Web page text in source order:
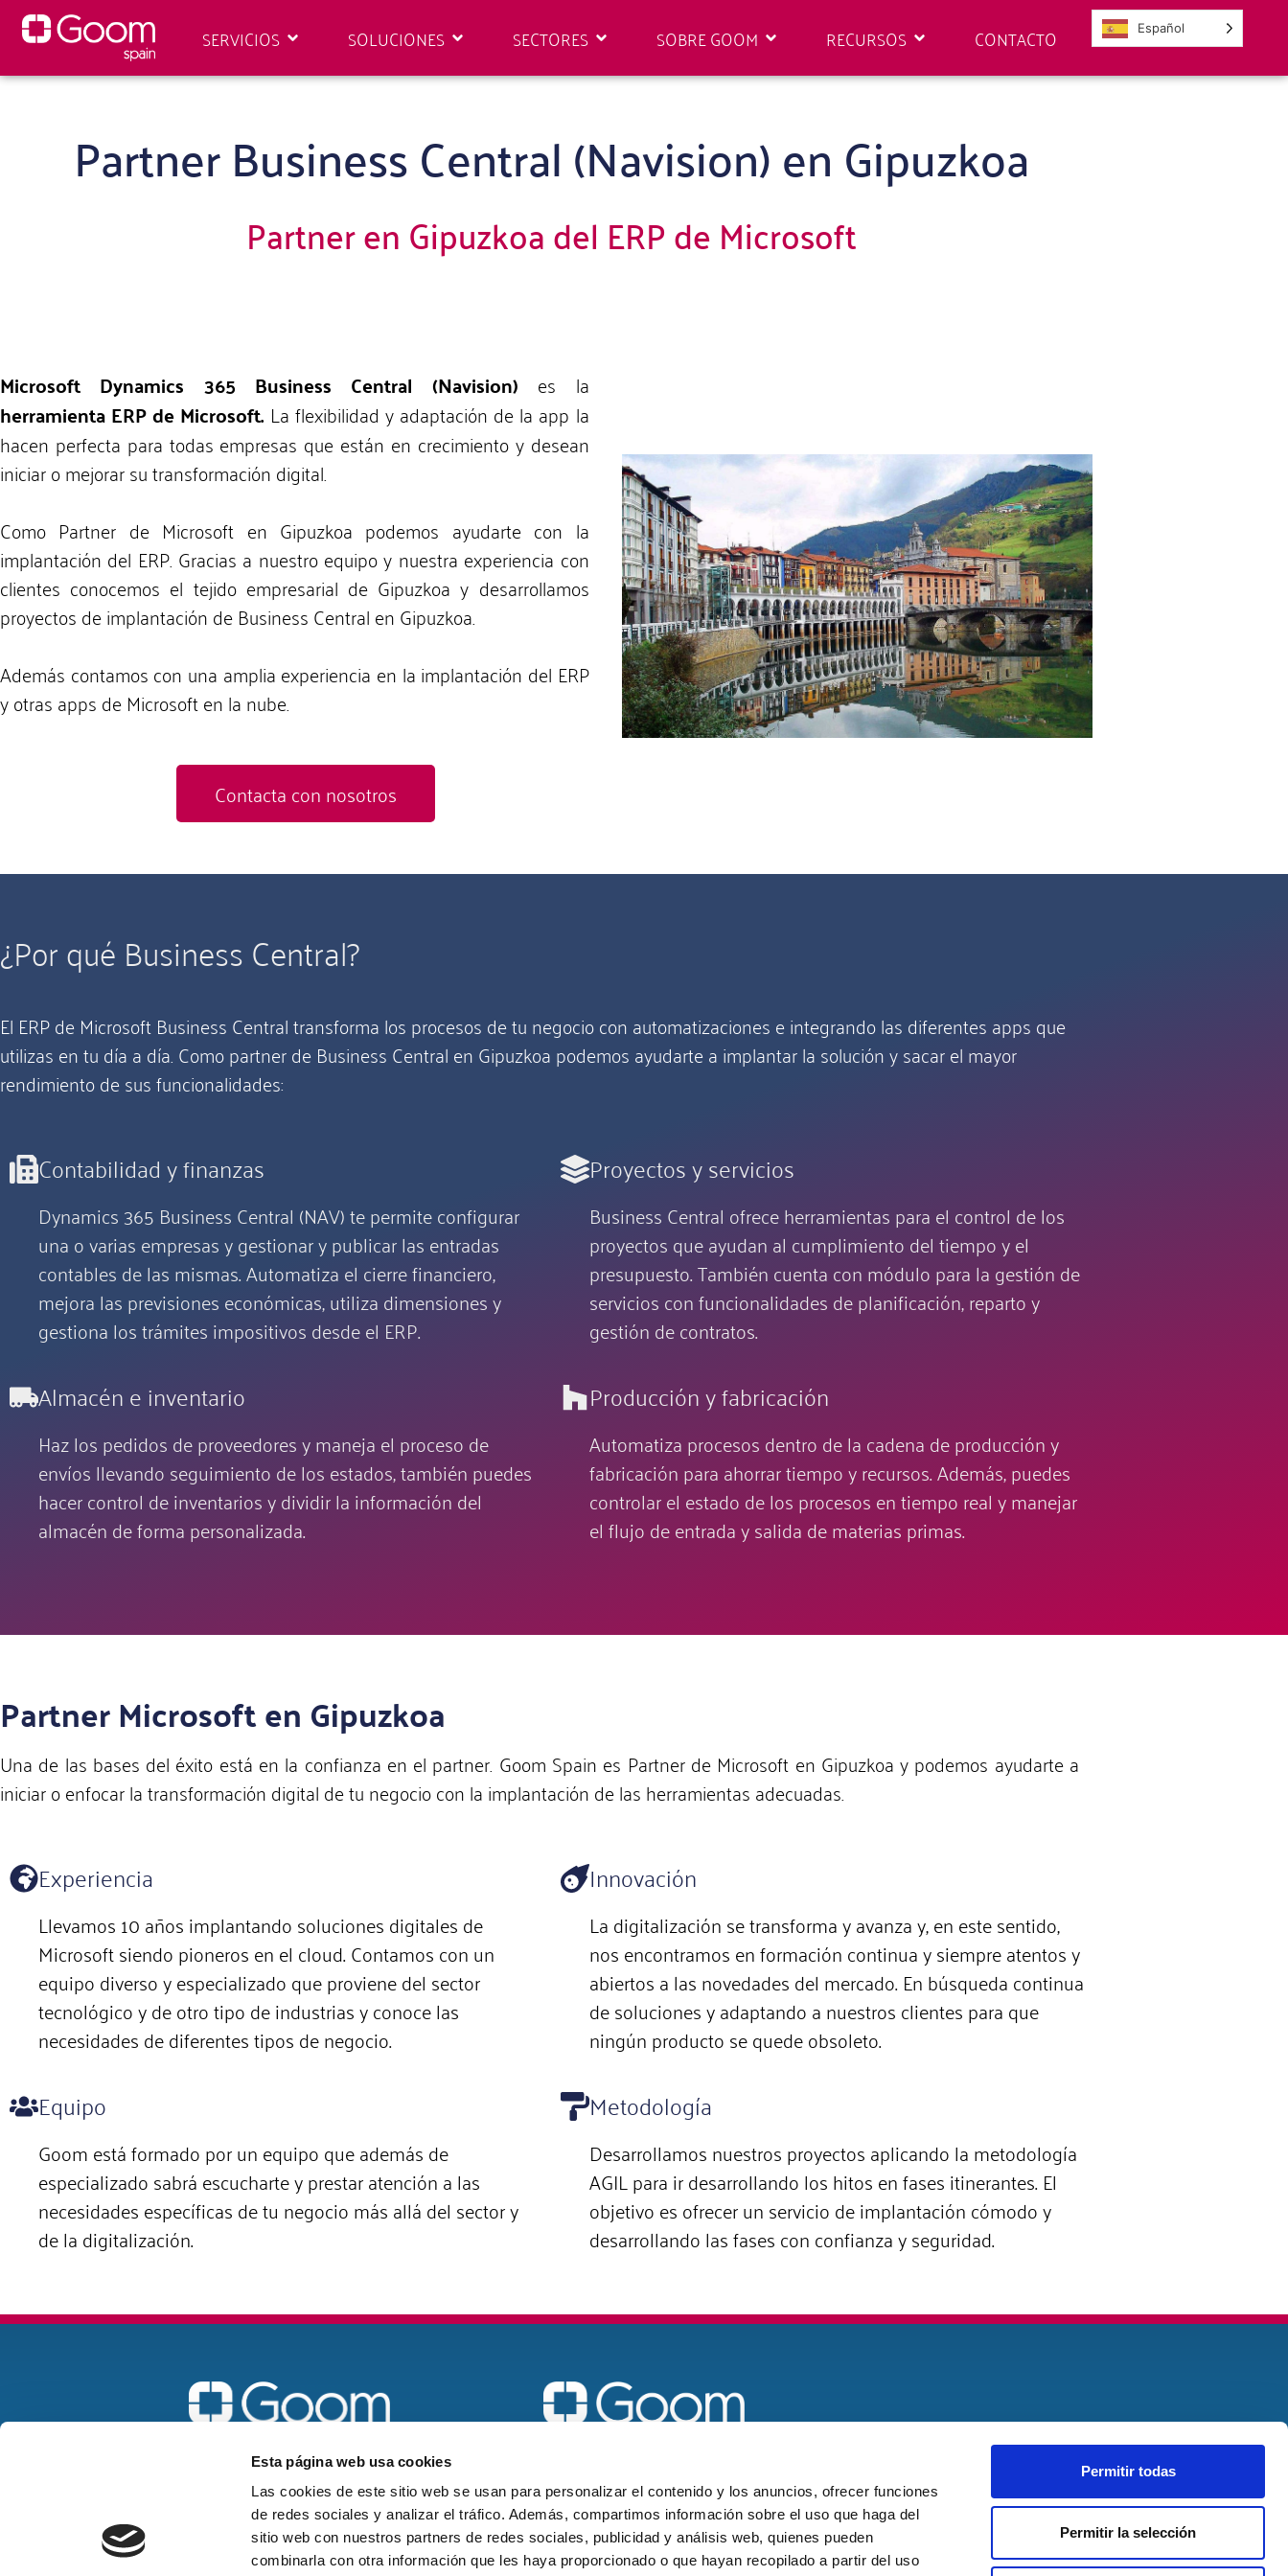
Esta página web usa cookies
Las cookies de este sitio web se usan para personalizar el contenido y los anuncios, ofrecer funciones
de redes sociales y analizar el tráfico. Además, compartimos información sobre el uso que haga del
sitio web con nuestros partners de redes sociales, publicidad y análisis web, quienes pueden
combinarla con otra información que les haya proporcionado o que hayan recopilado a partir del uso
Permitir todas
Permitir la selección
SERVICIOS SOLUCIONES SECTORES SOBRE GOOM RECURSOS CONTACTO Español
Partner Business Central (Navision) en Gipuzkoa
Partner en Gipuzkoa del ERP de Microsoft
Microsoft Dynamics 365 Business Central (Navision) es la
herramienta ERP de Microsoft. La flexibilidad y adaptación de la app la
hacen perfecta para todas empresas que están en crecimiento y desean
iniciar o mejorar su transformación digital.
Como Partner de Microsoft en Gipuzkoa podemos ayudarte con la
implantación del ERP. Gracias a nuestro equipo y nuestra experiencia con
clientes conocemos el tejido empresarial de Gipuzkoa y desarrollamos
proyectos de implantación de Business Central en Gipuzkoa.
Además contamos con una amplia experiencia en la implantación del ERP
y otras apps de Microsoft en la nube.
Contacta con nosotros
¿Por qué Business Central?
El ERP de Microsoft Business Central transforma los procesos de tu negocio con automatizaciones e integrando las diferentes apps que
utilizas en tu día a día. Como partner de Business Central en Gipuzkoa podemos ayudarte a implantar la solución y sacar el mayor
rendimiento de sus funcionalidades:
Contabilidad y finanzas
Dynamics 365 Business Central (NAV) te permite configurar
una o varias empresas y gestionar y publicar las entradas
contables de las mismas. Automatiza el cierre financiero,
mejora las previsiones económicas, utiliza dimensiones y
gestiona los trámites impositivos desde el ERP.
Proyectos y servicios
Business Central ofrece herramientas para el control de los
proyectos que ayudan al cumplimiento del tiempo y el
presupuesto. También cuenta con módulo para la gestión de
servicios con funcionalidades de planificación, reparto y
gestión de contratos.
Almacén e inventario
Haz los pedidos de proveedores y maneja el proceso de
envíos llevando seguimiento de los estados, también puedes
hacer control de inventarios y dividir la información del
almacén de forma personalizada.
Producción y fabricación
Automatiza procesos dentro de la cadena de producción y
fabricación para ahorrar tiempo y recursos. Además, puedes
controlar el estado de los procesos en tiempo real y manejar
el flujo de entrada y salida de materias primas.
Partner Microsoft en Gipuzkoa
Una de las bases del éxito está en la confianza en el partner. Goom Spain es Partner de Microsoft en Gipuzkoa y podemos ayudarte a
iniciar o enfocar la transformación digital de tu negocio con la implantación de las herramientas adecuadas.
Experiencia
Llevamos 10 años implantando soluciones digitales de
Microsoft siendo pioneros en el cloud. Contamos con un
equipo diverso y especializado que proviene del sector
tecnológico y de otro tipo de industrias y conoce las
necesidades de diferentes tipos de negocio.
Innovación
La digitalización se transforma y avanza y, en este sentido,
nos encontramos en formación continua y siempre atentos y
abiertos a las novedades del mercado. En búsqueda continua
de soluciones y adaptando a nuestros clientes para que
ningún producto se quede obsoleto.
Equipo
Goom está formado por un equipo que además de
especializado sabrá escucharte y prestar atención a las
necesidades específicas de tu negocio más allá del sector y
de la digitalización.
Metodología
Desarrollamos nuestros proyectos aplicando la metodología
AGIL para ir desarrollando los hitos en fases itinerantes. El
objetivo es ofrecer un servicio de implantación cómodo y
desarrollando las fases con confianza y seguridad.
goom@goomspain.com
916 22 58 57
galicia@goomspain.com
621 18 60 21